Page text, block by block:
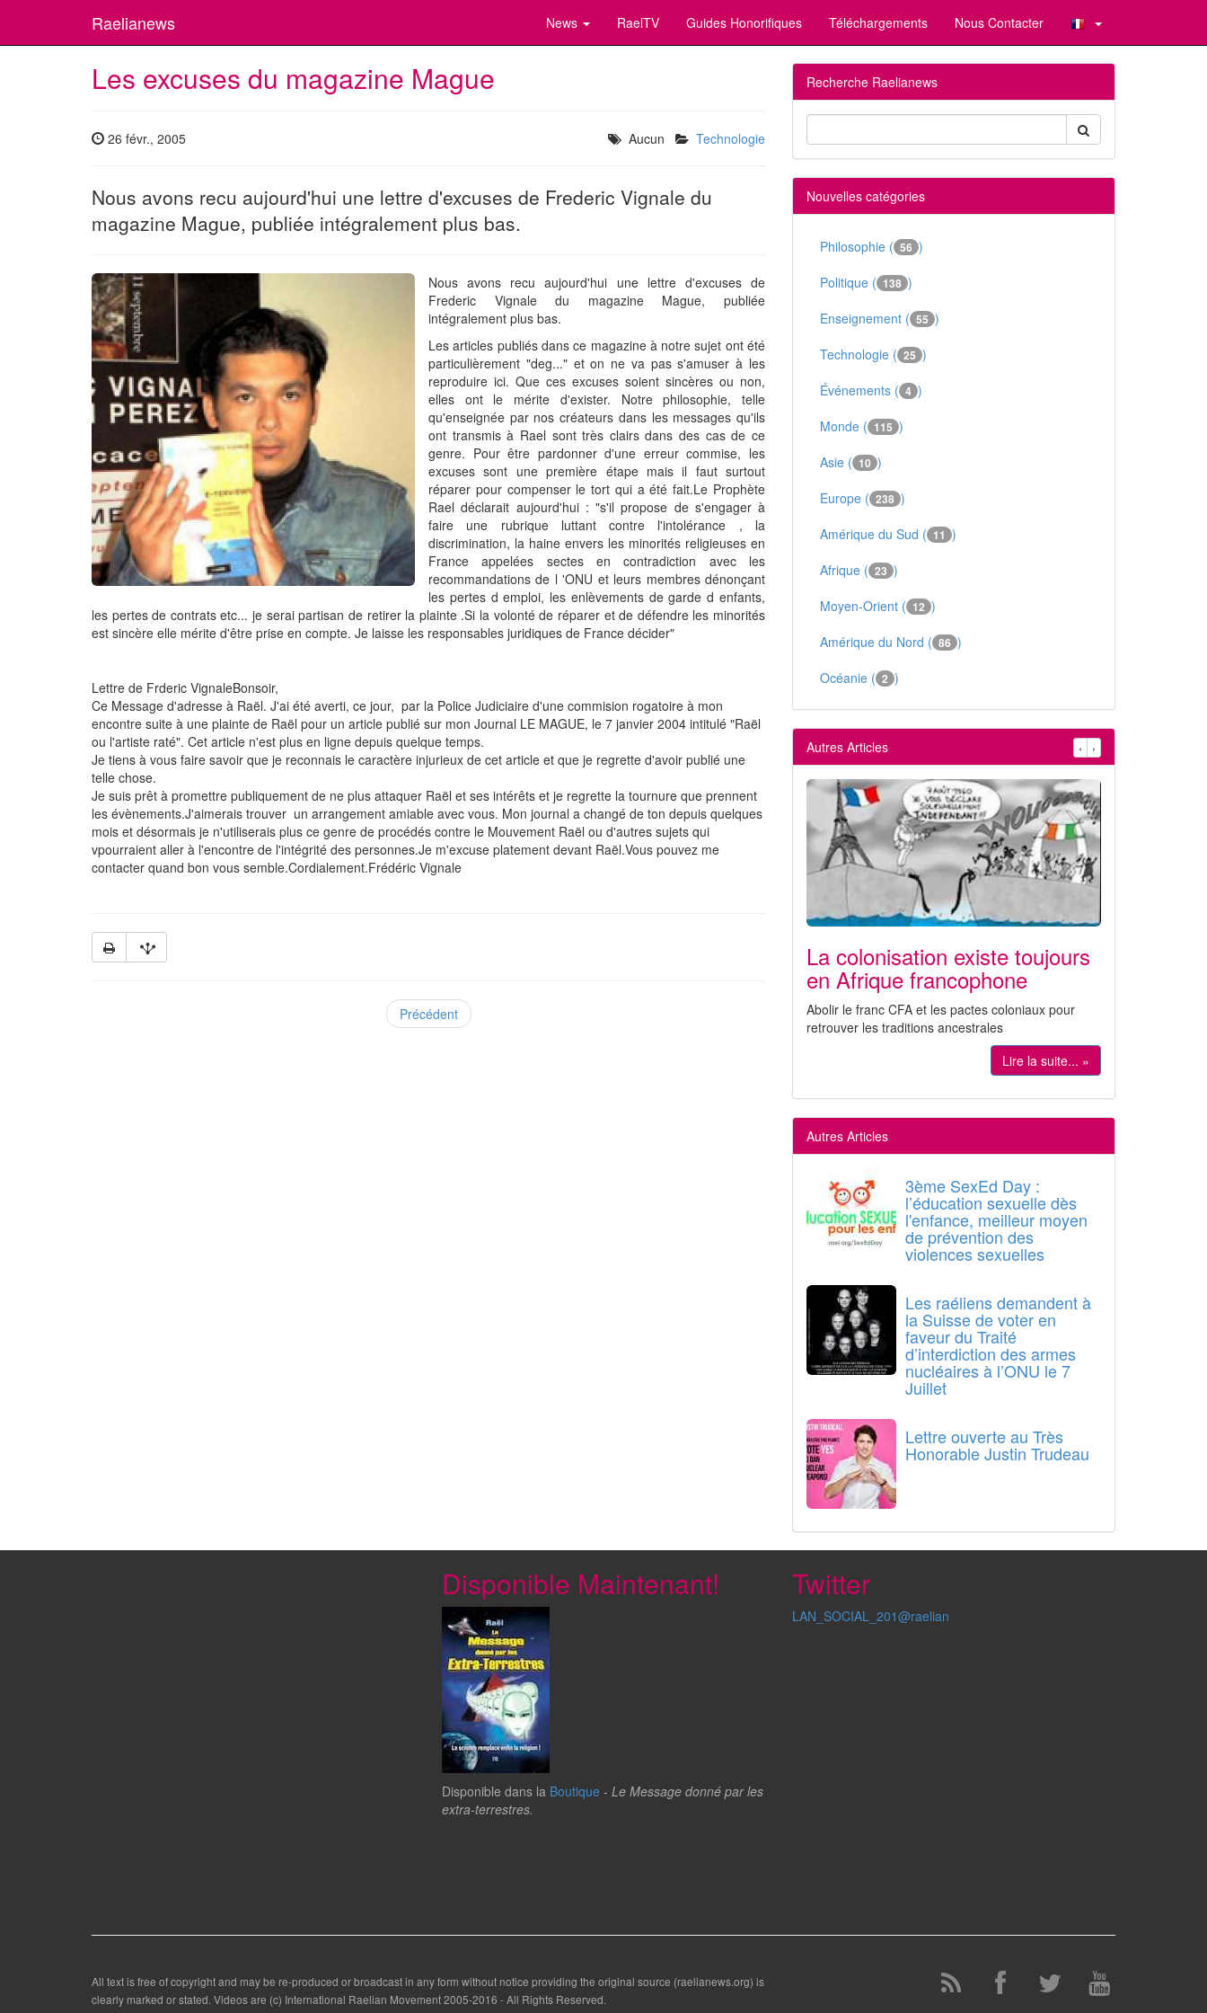
Raelianews News RaelTV Guides Honorifiques Téléchargements Nous Contacter
Les excuses du magazine Mague
26 févr., 2005 Aucun Technologie
Nous avons recu aujourd'hui une lettre d'excuses de Frederic Vignale du
magazine Mague, publiée intégralement plus bas.
Nous avons recu aujourd'hui une lettre d'excuses de
Frederic Vignale du magazine Mague, publiée
intégralement plus bas.
Les articles publiés dans ce magazine à notre sujet ont été
particulièrement "deg..." et on ne va pas s'amuser à les
reproduire ici. Que ces excuses soient sincères ou non,
elles ont le mérite d'exister. Notre philosophie, telle
qu'enseignée par nos créateurs dans les messages qu'ils
ont transmis à Rael sont très clairs dans des cas de ce
genre. Pour être pardonner d'une erreur commise, les
excuses sont une première étape mais il faut surtout
réparer pour compenser le tort qui a été fait.Le Prophète
Rael déclarait aujourd'hui : "s'il propose de s'engager à
faire une rubrique luttant contre l'intolérance , la
discrimination, la haine envers les minorités religieuses en
France appelées sectes en contradiction avec les
recommandations de l 'ONU et leurs membres dénonçant
les pertes d emploi, les enlèvements de garde d enfants,
les pertes de contrats etc... je serai partisan de retirer la plainte .Si la volonté de réparer et de défendre les minorités
est sincère elle mérite d'être prise en compte. Je laisse les responsables juridiques de France décider"
Lettre de Frderic VignaleBonsoir,
Ce Message d'adresse à Raël. J'ai été averti, ce jour, par la Police Judiciaire d'une commision rogatoire à mon
encontre suite à une plainte de Raël pour un article publié sur mon Journal LE MAGUE, le 7 janvier 2004 intitulé "Raël
ou l'artiste raté". Cet article n'est plus en ligne depuis quelque temps.
Je tiens à vous faire savoir que je reconnais le caractère injurieux de cet article et que je regrette d'avoir publié une
telle chose.
Je suis prêt à promettre publiquement de ne plus attaquer Raël et ses intérêts et je regrette la tournure que prennent
les évènements.J'aimerais trouver un arrangement amiable avec vous. Mon journal a changé de ton depuis quelques
mois et désormais je n'utiliserais plus ce genre de procédés contre le Mouvement Raël ou d'autres sujets qui
vpourraient aller à l'encontre de l'intégrité des personnes.Je m'excuse platement devant Raël.Vous pouvez me
contacter quand bon vous semble.Cordialement.Frédéric Vignale
Précédent
Recherche Raelianews
Nouvelles catégories
Philosophie ( 56 )
Politique ( 138 )
Enseignement ( 55 )
Technologie ( 25 )
Événements ( 4 )
Monde ( 115 )
Asie ( 10 )
Europe ( 238 )
Amérique du Sud ( 11 )
Afrique ( 23 )
Moyen-Orient ( 12 )
Amérique du Nord ( 86 )
Océanie ( 2 )
Autres Articles ‹ ›
La colonisation existe toujours
en Afrique francophone
Abolir le franc CFA et les pactes coloniaux pour
retrouver les traditions ancestrales
Lire la suite... »
Autres Articles
3ème SexEd Day :
l’éducation sexuelle dès
l'enfance, meilleur moyen
de prévention des
violences sexuelles
Les raéliens demandent à
la Suisse de voter en
faveur du Traité
d’interdiction des armes
nucléaires à l’ONU le 7
Juillet
Lettre ouverte au Très
Honorable Justin Trudeau
Disponible Maintenant!
Disponible dans la Boutique - Le Message donné par les
extra-terrestres.
Twitter
LAN_SOCIAL_201@raelian
All text is free of copyright and may be re-produced or broadcast in any form without notice providing the original source (raelianews.org) is
clearly marked or stated. Videos are (c) International Raelian Movement 2005-2016 - All Rights Reserved.